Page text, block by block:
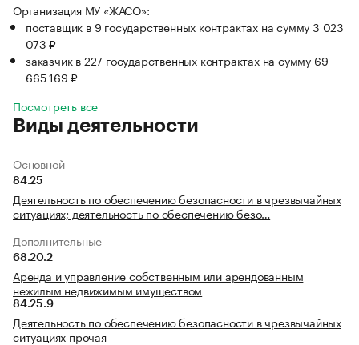
Организация МУ «ЖАСО»:
поставщик в 9 государственных контрактах на сумму 3 023
073 ₽
заказчик в 227 государственных контрактах на сумму 69
665 169 ₽
Посмотреть все
Виды деятельности
Основной
84.25
Деятельность по обеспечению безопасности в чрезвычайных
ситуациях; деятельность по обеспечению безо…
Дополнительные
68.20.2
Аренда и управление собственным или арендованным
нежилым недвижимым имуществом
84.25.9
Деятельность по обеспечению безопасности в чрезвычайных
ситуациях прочая